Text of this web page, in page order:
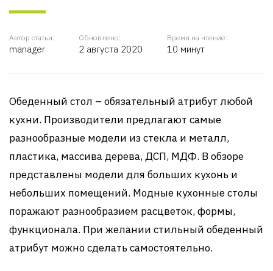
Автор статьи:
manager
Обновлено:
2 августа 2020
Время на чтение:
10 минут
Обеденный стол – обязательный атрибут любой
кухни. Производители предлагают самые
разнообразные модели из стекла и металл,
пластика, массива дерева, ДСП, МДФ. В обзоре
представлены модели для больших кухонь и
небольших помещений. Модные кухонные столы
поражают разнообразием расцветок, формы,
функционала. При желании стильный обеденный
атрибут можно сделать самостоятельно.